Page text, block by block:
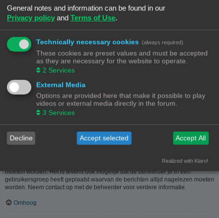
heeft hier dus in geen geval iets mee te maken.
Omhoog
Hoe kan ik berichten aan een moderator melden?
Als de beheerder het toelaat, kun je op de hiervoor dienende knop klikken bij
het bericht. Als je hierop geklikt hebt, moet je een paar verplichte stappen
volgen om de melding te versturen.
Waarvoor dient de "Opslaan"-knop bij het plaatsen van een bericht?
Hiermee kun je berichten opslaan om ze dan later af te werken en te plaatsen.
Een opgeslagen bericht kun je, via de bijhorende optie, in het
Omhoog
De beheerder kan beslist hebben dat geplaatste berichten eerst nagekeken
moeten worden. Het is tevens ook mogelijk dat de beheerder je in een
gebruikersgroep heeft geplaatst waarvan de berichten altijd nagelezen moeten
worden. Neem contact op met de beheerder voor verdere informatie.
Omhoog
General notes and information can be found in our
Privacy policy and Terms of Use.
Technically necessary cookies (always required)
These cookies are preset values and must be accepted
as they are necessary for the website to operate.
2 Services
External Media
Options are provided here that make it possible to play
videos or external media directly in the forum.
3 Services
Decline Accept selected Accept All
Realized with Klaro!